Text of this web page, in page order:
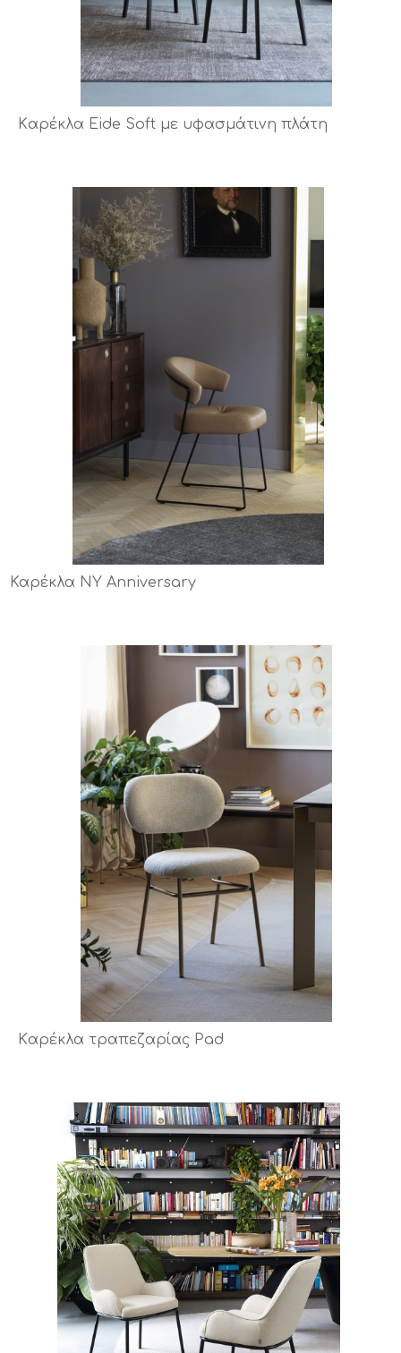
Kαρέκλα Eide Soft με υφασμάτινη πλάτη
Καρέκλα NY Anniversary
Kαρέκλα τραπεζαρίας Pad